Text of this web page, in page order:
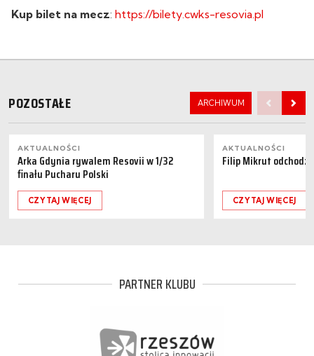
Kup bilet na mecz: https://bilety.cwks-resovia.pl
POZOSTAŁE ARCHIWUM
AKTUALNOŚCI
Arka Gdynia rywalem Resovii w 1/32
finału Pucharu Polski
CZYTAJ WIĘCEJ
AKTUALNOŚCI
Filip Mikrut
CZYTAJ WIĘCEJ
PARTNER KLUBU